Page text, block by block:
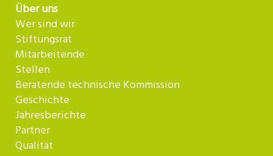
Über uns
Wer sind wir
Stiftungsrat
Mitarbeitende
Stellen
Beratende technische Kommission
Geschichte
Jahresberichte
Partner
Qualität